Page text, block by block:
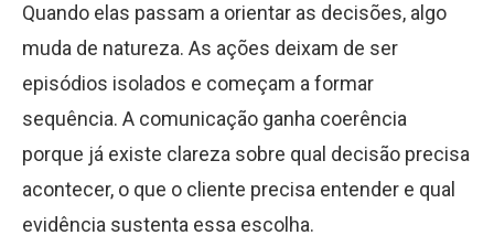
Quando elas passam a orientar as decisões, algo
muda de natureza. As ações deixam de ser
episódios isolados e começam a formar
sequência. A comunicação ganha coerência
porque já existe clareza sobre qual decisão precisa
acontecer, o que o cliente precisa entender e qual
evidência sustenta essa escolha.